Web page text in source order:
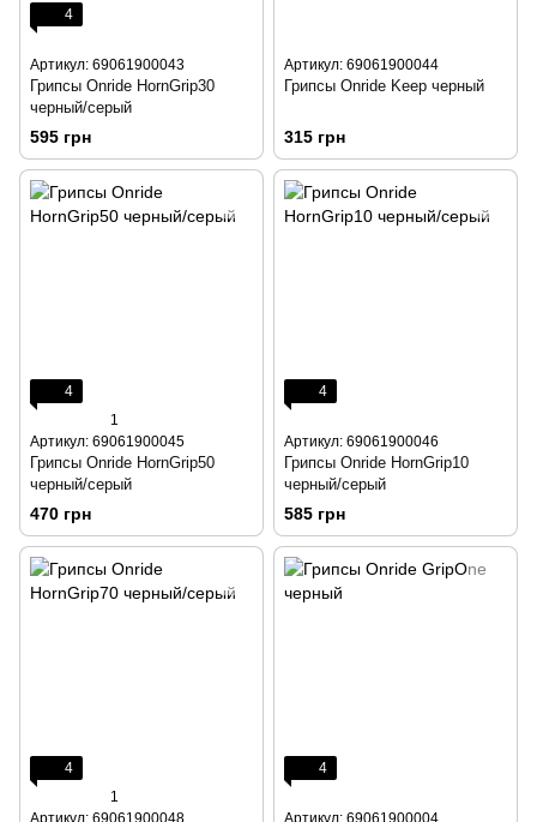
4
Артикул: 69061900043
Грипсы Onride HornGrip30
черный/серый
595 грн
Артикул: 69061900044
Грипсы Onride Keep черный
315 грн
4
1
Артикул: 69061900045
Грипсы Onride HornGrip50
черный/серый
470 грн
4
Артикул: 69061900046
Грипсы Onride HornGrip10
черный/серый
585 грн
4
1
Артикул: 69061900048
4
Артикул: 69061900004